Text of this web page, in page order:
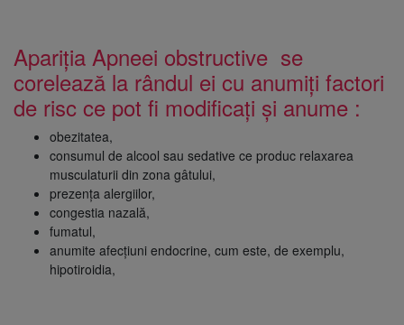
Apariția Apneei obstructive se
corelează la rândul ei cu anumiți factori
de risc ce pot fi modificați și anume :
obezitatea,
consumul de alcool sau sedative ce produc relaxarea
musculaturii din zona gâtului,
prezența alergiilor,
congestia nazală,
fumatul,
anumite afecțiuni endocrine, cum este, de exemplu,
hipotiroidia,